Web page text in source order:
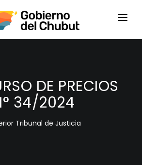
DE PRECIOS
34/2024
Tribunal de Justicia